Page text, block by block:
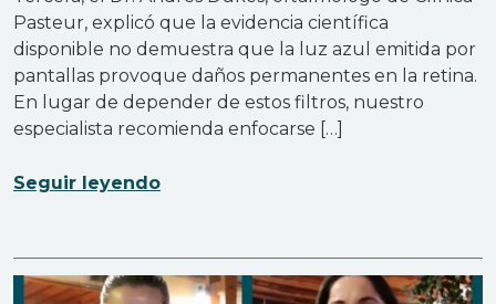
Pasteur, explicó que la evidencia científica
disponible no demuestra que la luz azul emitida por
pantallas provoque daños permanentes en la retina.
En lugar de depender de estos filtros, nuestro
especialista recomienda enfocarse […]
Seguir leyendo